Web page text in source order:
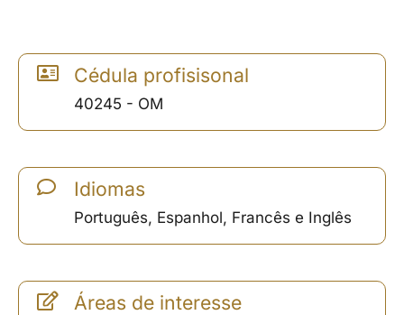
Cédula profisisonal
40245 - OM
Idiomas
Português, Espanhol, Francês e Inglês
Áreas de interesse